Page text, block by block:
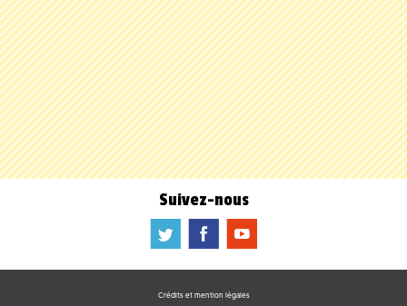
Suivez-nous
a b f
Crédits et mention légales